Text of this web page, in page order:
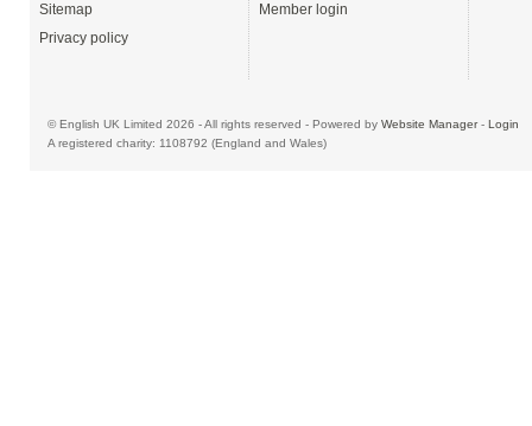
Sitemap
Privacy policy
Member login
© English UK Limited 2026 - All rights reserved - Powered by Website Manager- Login
A registered charity: 1108792 (England and Wales)